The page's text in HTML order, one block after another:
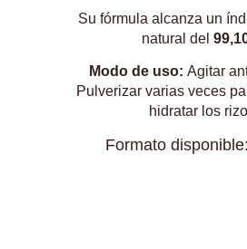
Su fórmula alcanza un
natural del
Modo de uso: Agitar
Pulverizar varias veces
hidratar los
Formato